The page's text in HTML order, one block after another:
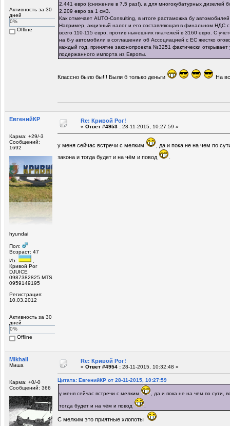
Активность за 30
дней
0%
Offline
2,441 евро (снижение в 7,5 раз!), а для многокубатурных дизелей
2,209 евро за 1 см3.
Как отмечает AUTO-Consulting, в итоге растаможка бу
Например, акцизный налог и его составляющая в финальном НДС с
всего 110-115 евро, против нынешних платежей в 3160 евро. С
на б-у автомобили в соглашении об Ассоциацией с ЕС жестко
каждый год, принятие законопроекта №3251 фактически открывает
подержанного импорта из Европы.
Классно было бы!!! Были б только деньги На
ЕвгенийКР
Карма: +29/-3
Сообщений:
1692
hyundai
Пол:
Возраст: 47
Из:
Кривой Рог
DJUICE
0987382825 MTS
0959149195
Регистрация:
10.03.2012
Активность за 30
дней
0%
Offline
Re: Кривой Рог!
« Ответ #4953 : 28-11-2015, 10:27:59 »
у меня сейчас встречи с мелким
, да и пока не на чем по
закона и тогда будет и на чём и повод
Mikhail
Миша
Карма: +0/-0
Сообщений: 366
Re: Кривой Рог!
« Ответ #4954 : 28-11-2015, 10:32:48 »
Цитата: ЕвгенийКР от 28-11-2015, 10:27:59
у меня сейчас встречи с мелким , да и пока не на чем по сути,
тогда будет и на чём и повод
С мелким это приятные хлопоты